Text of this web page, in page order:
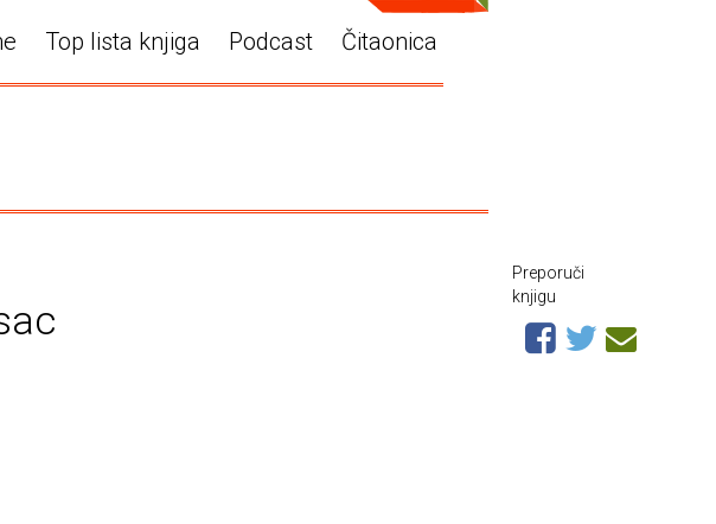
Top lista knjiga Podcast Čitaonica
Preporuči
knjigu